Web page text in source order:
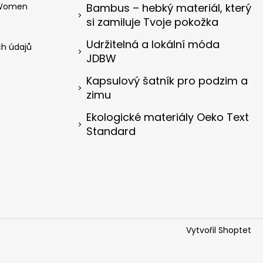
údajů
Bambus – hebký materiál, který
si zamiluje Tvoje pokožka
Udržitelná a lokální móda
JDBW
Kapsulový šatník pro podzim a
zimu
Ekologické materiály Oeko Text
Standard
Vytvořil Shoptet